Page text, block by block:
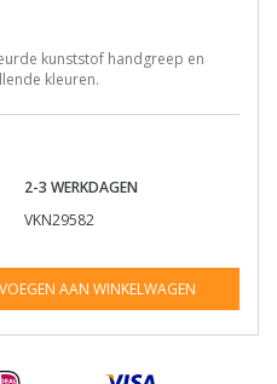
kunststof handgreep en
kleuren.
2-3 WERKDAGEN
VKN29582
AAN WINKELWAGEN